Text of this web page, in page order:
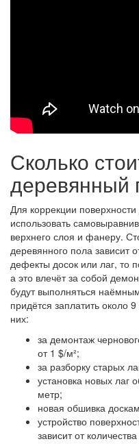
Сколько
деревянный
Для коррекции
использовать
верхнего слоя и фанеру.
деревянного пола зависит
дефекты досок или лаг, то
а это влечёт за собой
будут выполняться
придётся заплатить около
них:
за демонтаж
от 1 $/м²;
за разборку старых
установка новых лаг
метр;
новая обшивка
устройство
зависит от